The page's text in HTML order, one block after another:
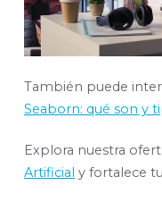
También puede
Seaborn: qué son y
Explora nuestra
Artificial y fortalece